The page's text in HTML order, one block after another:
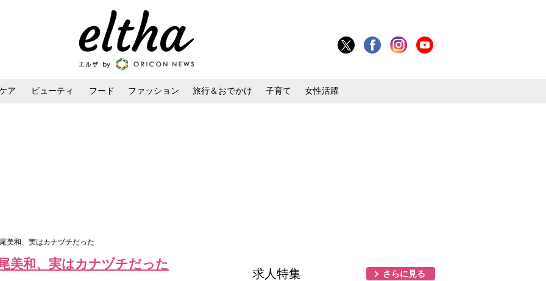
ア ビューティ フード ファッション 旅行＆おでかけ 子育て 女性活躍
美和、実はカナヅチだった
美和、実はカナヅチだった
求人特集 さらに見る